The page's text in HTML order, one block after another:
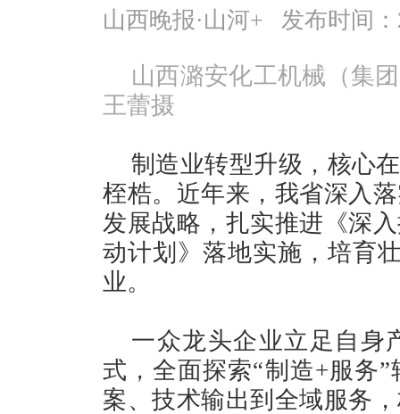
山西晚报·山河+ 发布时间：
山西潞安化工机械（集
王蕾摄
制造业转型升级，核心
桎梏。近年来，我省深入
发展战略，扎实推进《深
动计划》落地实施，培育
业。
一众龙头企业立足自身
式，全面探索“制造+服务
案、技术输出到全域服务